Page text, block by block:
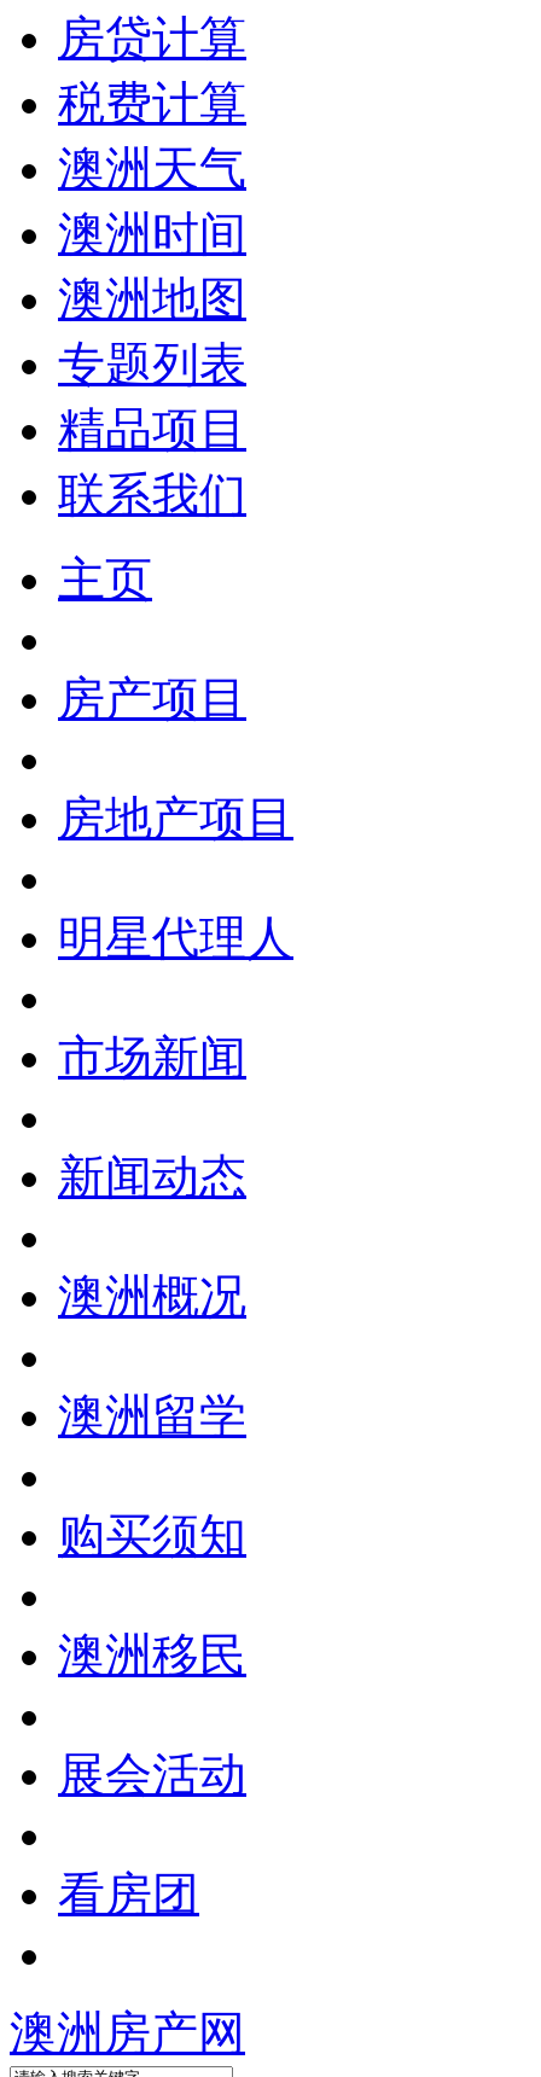
房贷计算
税费计算
澳洲天气
澳洲时间
澳洲地图
专题列表
精品项目
联系我们
主页
房产项目
房地产项目
明星代理人
市场新闻
新闻动态
澳洲概况
澳洲留学
购买须知
澳洲移民
展会活动
看房团
澳洲房产网